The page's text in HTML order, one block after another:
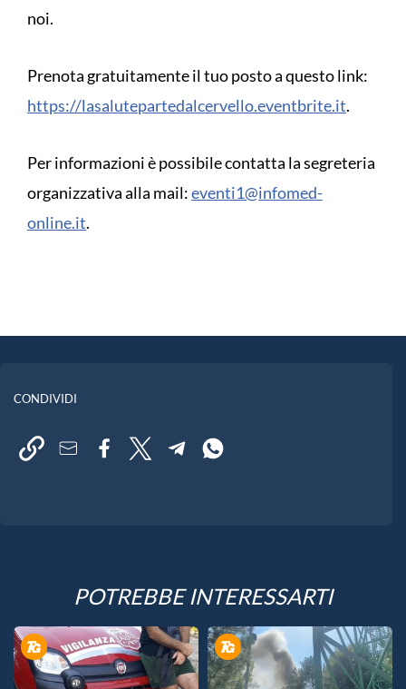
noi.
Prenota gratuitamente il tuo posto a questo link:
https://lasalutepartedalcervello.eventbrite.it.
Per informazioni è possibile contatta la segreteria
organizzativa alla mail:eventi1@infomed-
online.it.
CONDIVIDI
POTREBBE INTERESSARTI